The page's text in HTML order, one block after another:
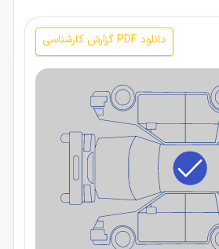
دانلود PDF گزارش کارشناسی